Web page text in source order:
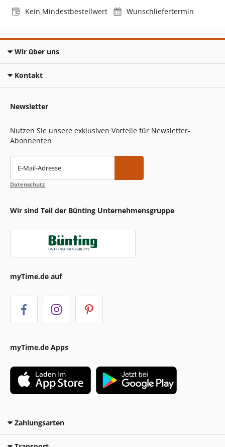
Kein Mindestbestellwert
Wunschliefertermin
Wir über uns
Kontakt
Newsletter
Nutzen Sie unsere exklusiven Vorteile für Newsletter-
Abonnenten
E-Mail-Adresse
Datenschutz
Wir sind Teil der Bünting Unternehmensgruppe
myTime.de auf
myTime.de Apps
Zahlungsarten